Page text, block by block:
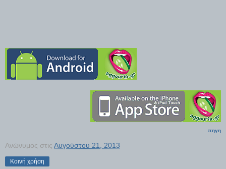
πηγη
Ανώνυμος στις Αυγούστου 21, 2013
Κοινή χρήση